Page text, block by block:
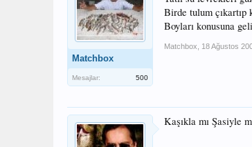
Matchbox
Mesajlar: 500
Birde tulum
Boyları konusuna
Matchbox 18 Ağustos
Kaşıkla mı Şasiyle